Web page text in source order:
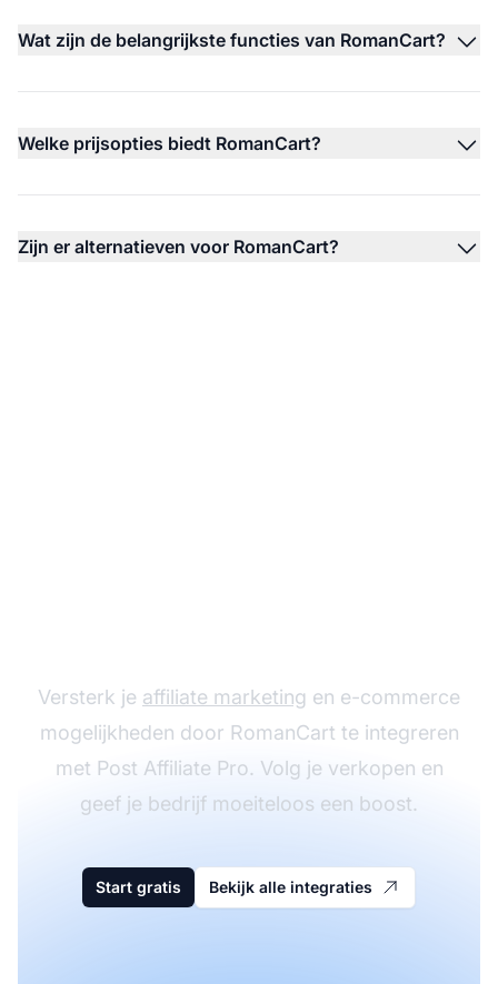
Wat zijn de belangrijkste functies van RomanCart?
Welke prijsopties biedt RomanCart?
Zijn er alternatieven voor RomanCart?
Versterk je affiliate marketing en e-commerce
mogelijkheden door RomanCart te integreren
met Post Affiliate Pro. Volg je verkopen en
geef je bedrijf moeiteloos een boost.
Start gratis Bekijk alle integraties